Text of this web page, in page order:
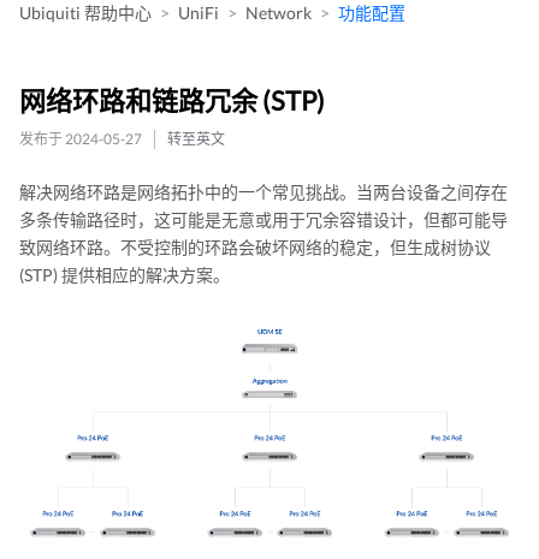
Ubiquiti 帮助中心 UniFi Network 功能配置
网络环路和链路冗余 (STP)
发布于 2024-05-27 转至英文
解决网络环路是网络拓扑中的一个常见挑战。当两台设备之间存在
多条传输路径时，这可能是无意或用于冗余容错设计，但都可能导
致网络环路。不受控制的环路会破坏网络的稳定，但生成树协议
(STP) 提供相应的解决方案。